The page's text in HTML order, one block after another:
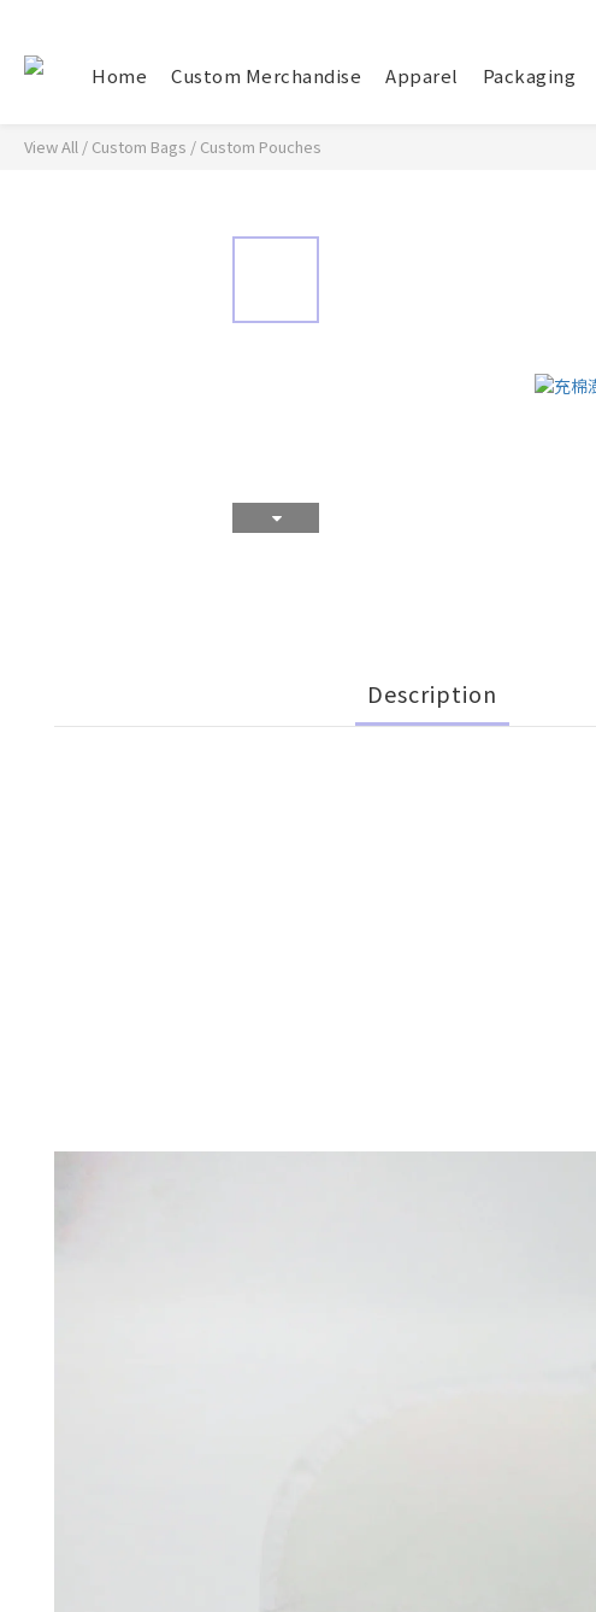
Home Custom Merchandise Apparel Packaging
View All / Custom Bags / Custom Pouches
Description